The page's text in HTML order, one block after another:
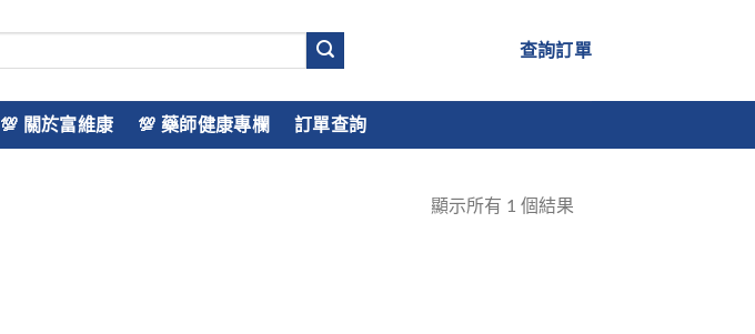
查詢訂單
💯 關於富維康 💯 藥師健康專欄 訂單查詢
顯示所有 1 個結果